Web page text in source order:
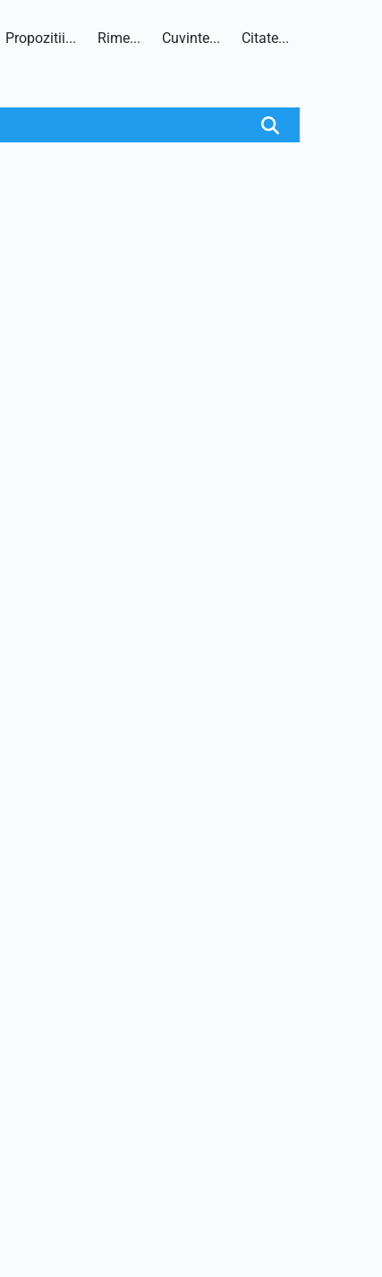
Propozitii... Rime... Cuvinte... Citate...